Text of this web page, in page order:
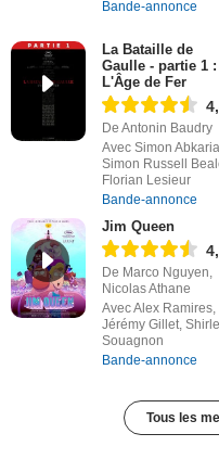
Bande-annonce
La Bataille de
Gaulle - partie 1 :
L'Âge de Fer
De Antonin Baudry
Avec Simon
Simon Russell
Florian Lesieur
Bande-annonce
Jim Queen
De Marco Nguyen,
Nicolas Athane
Avec Alex Ramires,
Jérémy Gillet,
Souagnon
Bande-annonce
Tous les